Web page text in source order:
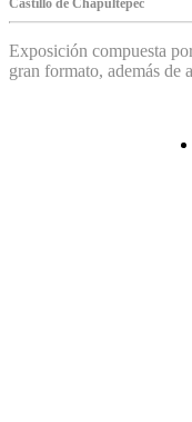
Castillo de Chapultepec
Exposición compuesta
gran formato, además de